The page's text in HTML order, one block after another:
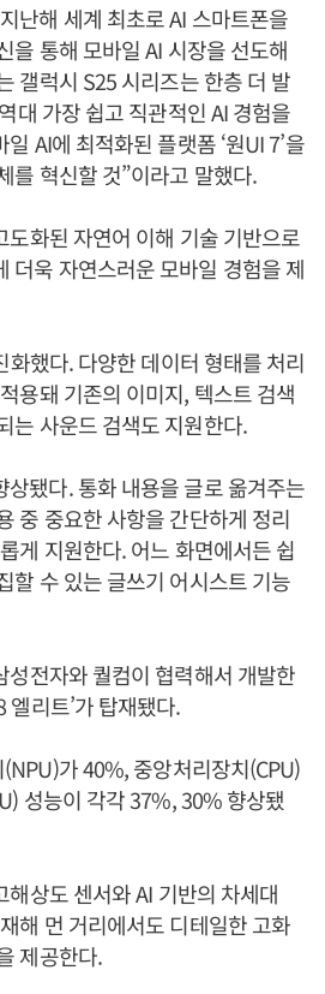
난해 세계 최초로 AI 스마트폰을
을 통해 모바일 AI 시장을 선도해
갤럭시 S25 시리즈는 한층 더 발
대 가장 쉽고 직관적인 AI 경험을
AI에 최적화된 플랫폼 ‘원UI 7’을
를 혁신할 것”이라고 말했다.
도화된 자연어 이해 기술 기반으로
더욱 자연스러운 모바일 경험을 제
화했다. 다양한 데이터 형태를 처리
용돼 기존의 이미지, 텍스트 검색
는 사운드 검색도 지원한다.
상됐다. 통화 내용을 글로 옮겨주는
중 중요한 사항을 간단하게 정리
게 지원한다. 어느 화면에서든 쉽
할 수 있는 글쓰기 어시스트 기능
성전자와 퀄컴이 협력해서 개발한
엘리트’가 탑재됐다.
가 40%, 중앙처리장치(CPU)
성능이 각각 37%, 30% 향상됐
상도 센서와 AI 기반의 차세대
해 먼 거리에서도 디테일한 고화
제공한다.